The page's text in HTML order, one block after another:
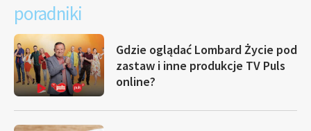
poradniki
Gdzie oglądać Lombard Życie pod
zastaw i inne produkcje TV Puls
online?